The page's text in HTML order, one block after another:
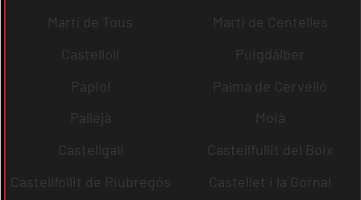
Martí de Tous
Martí de Centelles
Castellolí
Puigdàlber
Papiol
Palma de Cervelló
Pallejà
Moià
Castellgalí
Castellfullit del Boix
Castellfollit de Riubregós
Castellet i la Gornal